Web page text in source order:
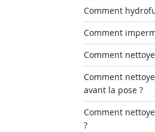
Comment
Comment
Comment
Comment
avant la pose ?
Comment
?